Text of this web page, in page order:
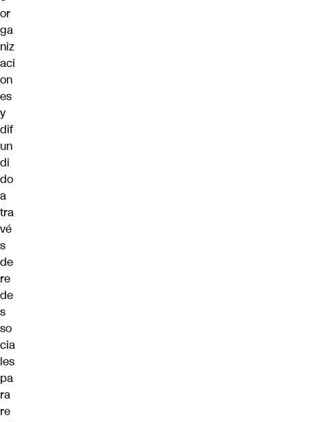
or
ga
niz
aci
on
es
y
dif
un
di
do
a
tra
vé
s
de
re
de
s
so
cia
les
pa
ra
re